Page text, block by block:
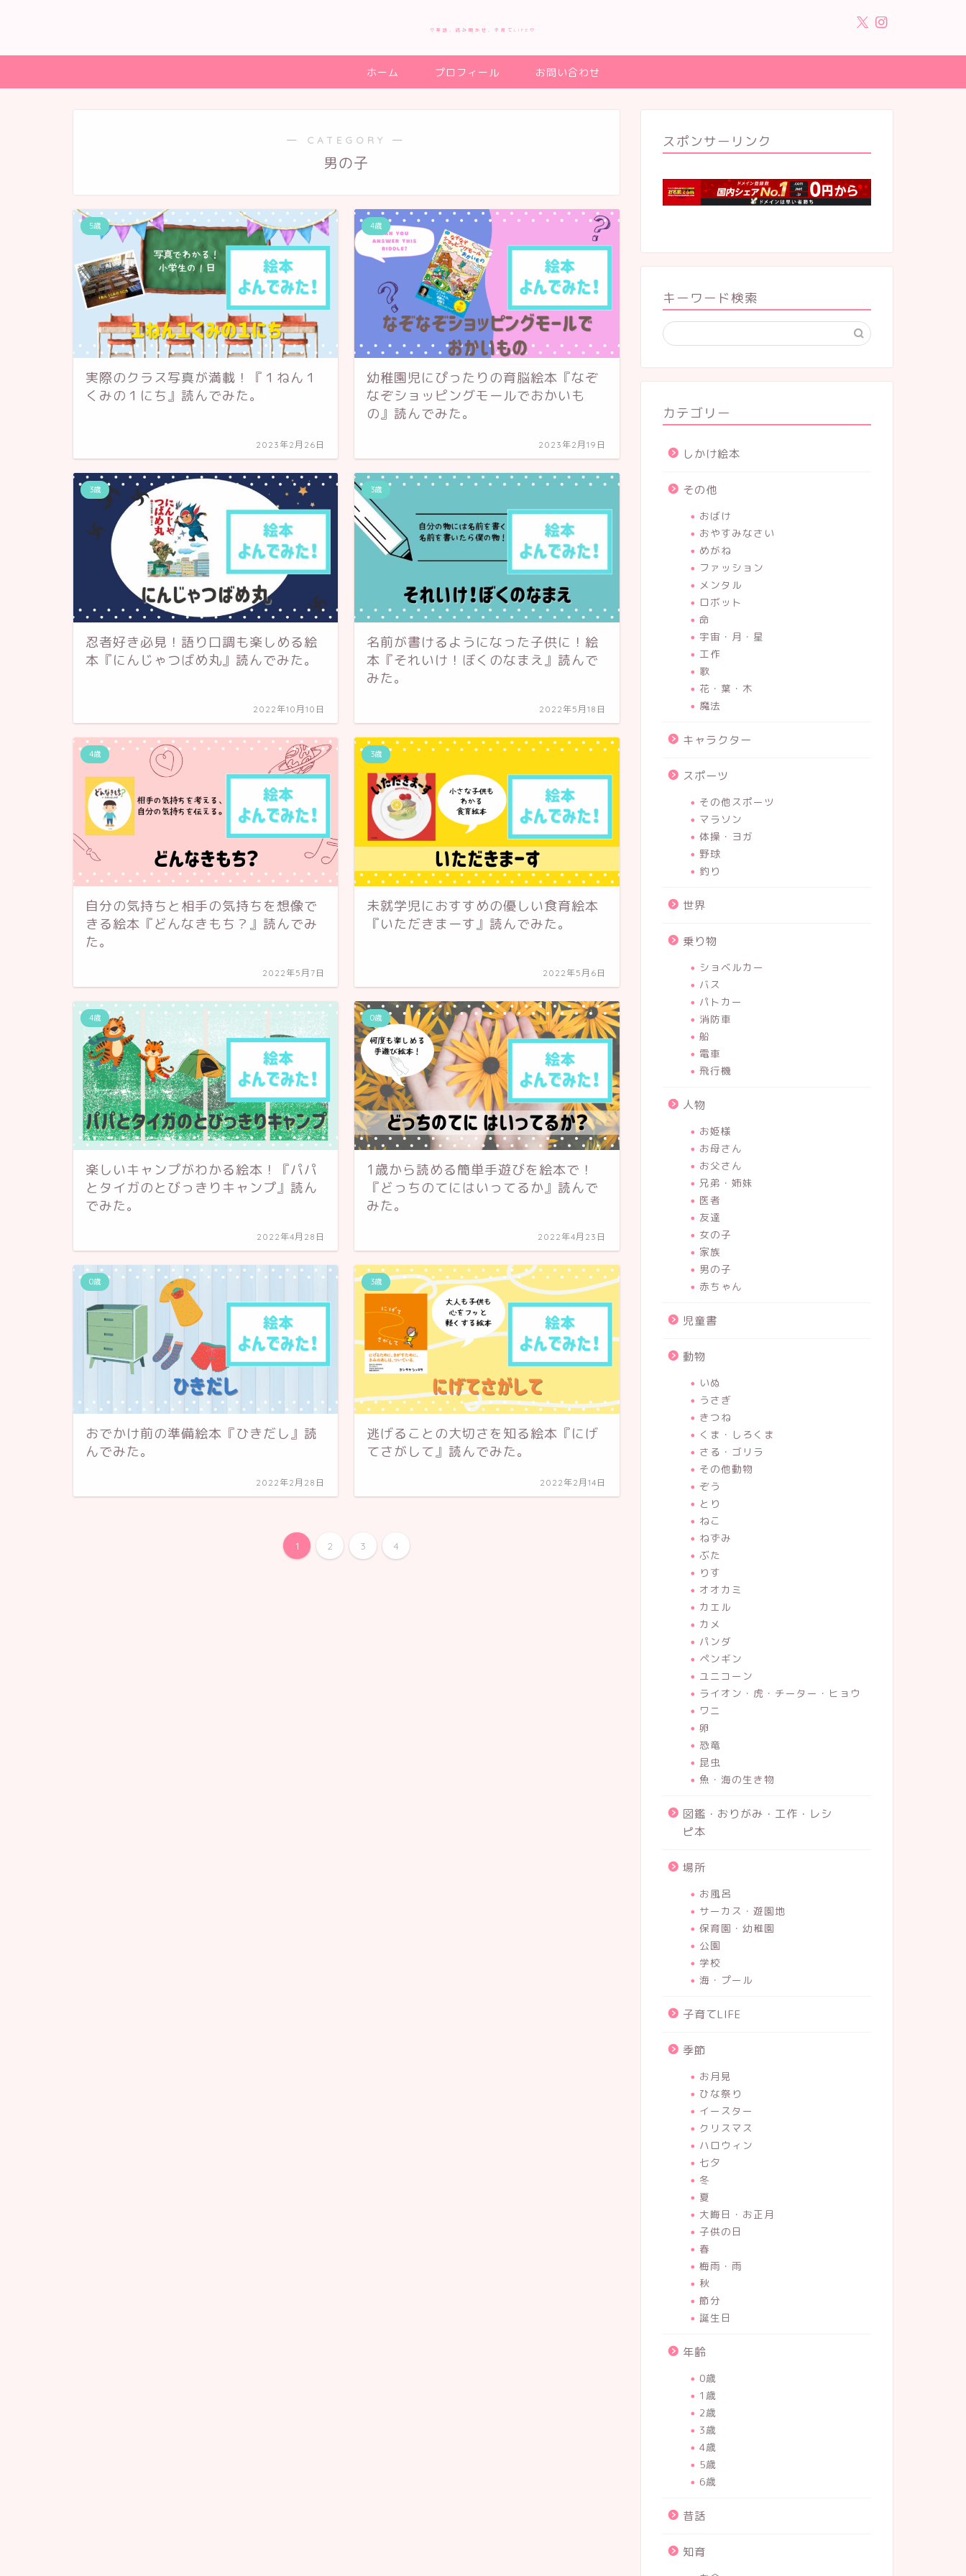
♡英語、読み聞かせ、子育てLIFE♡
ホーム プロフィール お問い合わせ
― CATEGORY ―
男の子
5歳
実際のクラス写真が満載！『１ねん１
くみの１にち』読んでみた。
2023年2月26日
4歳
幼稚園児にぴったりの育脳絵本『なぞ
なぞショッピングモールでおかいも
の』読んでみた。
2023年2月19日
3歳
忍者好き必見！語り口調も楽しめる絵
本『にんじゃつばめ丸』読んでみた。
2022年10月10日
3歳
名前が書けるようになった子供に！絵
本『それいけ！ぼくのなまえ』読んで
みた。
2022年5月18日
4歳
自分の気持ちと相手の気持ちを想像で
きる絵本『どんなきもち？』読んでみ
た。
2022年5月7日
3歳
未就学児におすすめの優しい食育絵本
『いただきまーす』読んでみた。
2022年5月6日
4歳
楽しいキャンプがわかる絵本！『パパ
とタイガのとびっきりキャンプ』読ん
でみた。
2022年4月28日
0歳
1歳から読める簡単手遊びを絵本で！
『どっちのてにはいってるか』読んで
みた。
2022年4月23日
0歳
おでかけ前の準備絵本『ひきだし』読
んでみた。
2022年2月28日
3歳
逃げることの大切さを知る絵本『にげ
てさがして』読んでみた。
2022年2月14日
1 2 3 4
スポンサーリンク
キーワード検索
カテゴリー
しかけ絵本
その他
おばけ
おやすみなさい
めがね
ファッション
メンタル
ロボット
命
宇宙・月・星
工作
歌
花・葉・木
魔法
キャラクター
スポーツ
その他スポーツ
マラソン
体操・ヨガ
野球
釣り
世界
乗り物
ショベルカー
バス
パトカー
消防車
船
電車
飛行機
人物
お姫様
お母さん
お父さん
兄弟・姉妹
医者
友達
女の子
家族
男の子
赤ちゃん
児童書
動物
いぬ
うさぎ
きつね
くま・しろくま
さる・ゴリラ
その他動物
ぞう
とり
ねこ
ねずみ
ぶた
りす
オオカミ
カエル
カメ
パンダ
ペンギン
ユニコーン
ライオン・虎・チーター・ヒョウ
ワニ
卵
恐竜
昆虫
魚・海の生き物
図鑑・おりがみ・工作・レシ
ピ本
場所
お風呂
サーカス・遊園地
保育園・幼稚園
公園
学校
海・プール
子育てLIFE
季節
お月見
ひな祭り
イースター
クリスマス
ハロウィン
七夕
冬
夏
大晦日・お正月
子供の日
春
梅雨・雨
秋
節分
誕生日
年齢
0歳
1歳
2歳
3歳
4歳
5歳
6歳
昔話
知育